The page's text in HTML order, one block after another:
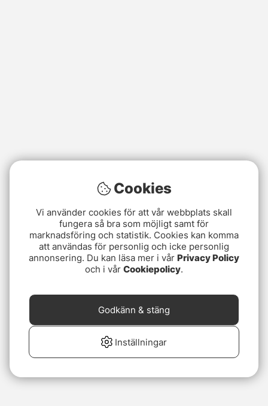
Cookies
Vi använder cookies för att vår webbplats skall
fungera så bra som möjligt samt för
marknadsföring och statistik. Cookies kan komma
att användas för personlig och icke personlig
annonsering. Du kan läsa mer i vår Privacy Policy
och i vår Cookiepolicy.
Inställningar
Godkänn & stäng